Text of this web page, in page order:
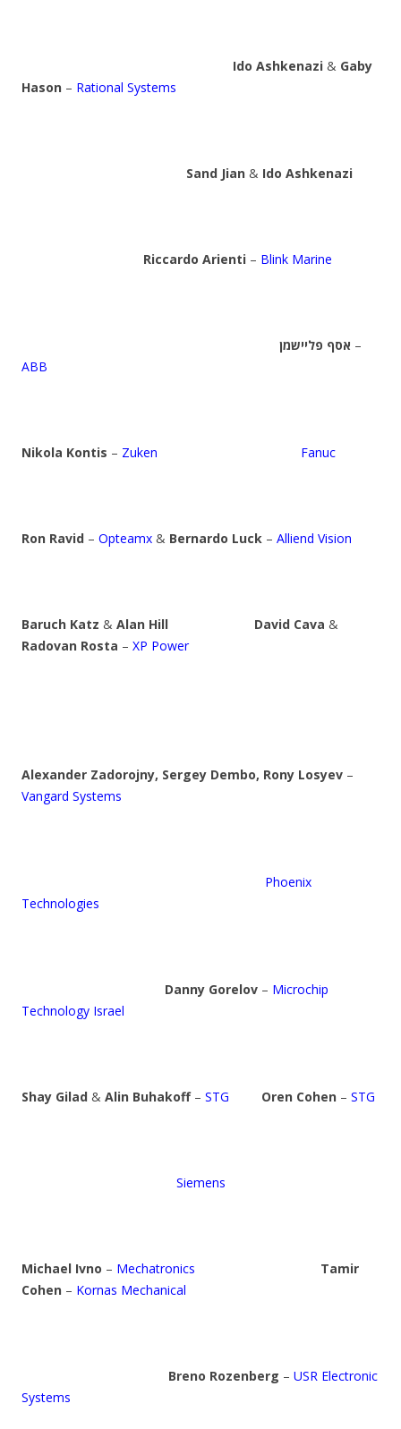
Ido Ashkenazi & Gaby
Hason – Rational Systems
Sand Jian & Ido Ashkenazi
Riccardo Arienti – Blink Marine
אסף פליישמן –
ABB
Nikola Kontis – Zuken Fanuc
Ron Ravid – Opteamx & Bernardo Luck – Alliend Vision
Baruch Katz & Alan Hill David Cava &
Radovan Rosta – XP Power
Alexander Zadorojny, Sergey Dembo, Rony Losyev –
Vangard Systems
Phoenix
Technologies
Danny Gorelov – Microchip
Technology Israel
Shay Gilad & Alin Buhakoff– STG Oren Cohen – STG
Siemens
Michael Ivno – Mechatronics
Tamir
Cohen – Kornas Mechanical
Breno Rozenberg – USR Electronic
Systems